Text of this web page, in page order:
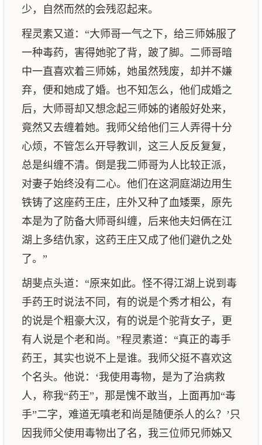
少，自然而然的会残忍起来。
程灵素又道：“大师哥一气之下，给三师姊服了
一种毒药，害得她驼了背，跛了脚。二师哥暗
中一直喜欢着三师姊，她虽然残废，却并不嫌
弃，便和她成了婚。也不知怎么，他们成婚之
后，大师哥却又想念起三师姊的诸般好处来，
竟然又去缠着她。我师父给他们三人弄得十分
心烦，不管怎么开导教训，这三人反反复复，
总是纠缠不清。倒是我二师哥为人比较正派，
对妻子始终没有二心。他们在这洞庭湖边用生
铁铸了这座药王庄，庄外又种了血矮栗，原先
本是为了防备大师哥纠缠，后来他夫妇俩在江
湖上多结仇家，这药王庄又成了他们避仇之处
了。”
胡斐点头道：“原来如此。怪不得江湖上说到毒
手药王时说法不同，有的说是个秀才相公，有
的说是个粗豪大汉，有的说是个驼背女子，更
有人说是个老和尚。”程灵素道：“真正的毒手
药王，其实也说不上是谁。我师父挺不喜欢这
个名头。他说：‘我使用毒物，是为了治病救
人，称我“药王”，那是愧不敢当，上面再加“毒
手”二字，难道无嗔老和尚是随便杀人的么？’只
因我师父使用毒物出了名，我三位师兄师姊又